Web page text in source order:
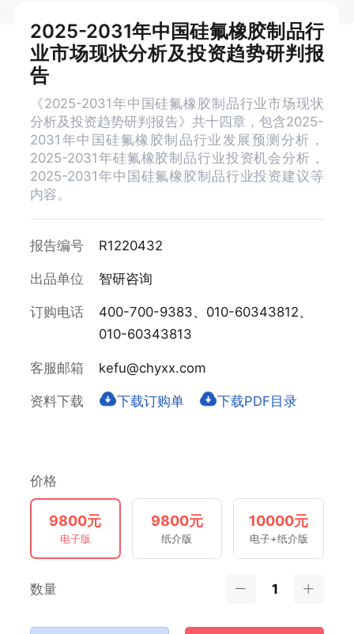
2025-2031年中国硅氟橡胶制品行
业市场现状分析及投资趋势研判报
告
《2025-2031年中国硅氟橡胶制品行业市场现状
分析及投资趋势研判报告》共十四章，包含2025-
2031年中国硅氟橡胶制品行业发展预测分析，
2025-2031年硅氟橡胶制品行业投资机会分析，
2025-2031年中国硅氟橡胶制品行业投资建议等
内容。
报告编号 R1220432
出品单位 智研咨询
订购电话
400-700-9383、010-60343812、
010-60343813
客服邮箱 kefu@chyxx.com
资料下载 下载订购单 下载PDF目录
价格
9800元
电子版
9800元
纸介版
10000元
电子+纸介版
数量